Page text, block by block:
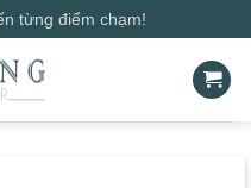
từng điểm chạm!